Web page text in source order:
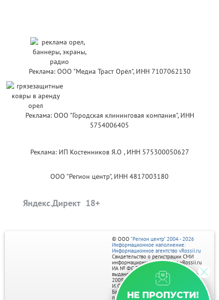
Реклама: ООО "Медиа Траст Орёл", ИНН 7107062130
Реклама: ООО "Городская клининговая компания", ИНН
5754006405
Реклама: ИП Костенников Я.О , ИНН 575300050627
ООО "Регион центр", ИНН 4817003180
Яндекс.Директ
НЕ ПРОПУСТИ!
© ООО "Регион центр" 2004 - 2026
Информационное наполнение:
Информационное агентство vRossii.ru
Свидетельство о регистрации СМИ
информационного агентства vRossii.ru
ИА № ФС 77‑35502
выдано РОСКОМНАДЗОРом 04 марта
2009г.
И. О. Главного редактора Нарыков А. Н.
Баннеры на портале размещаются на
правах рекламы.